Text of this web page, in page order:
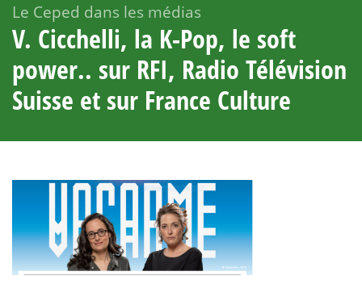
Le Ceped dans les médias
V. Cicchelli, la K-Pop, le soft
power.. sur RFI, Radio Télévision
Suisse et sur France Culture